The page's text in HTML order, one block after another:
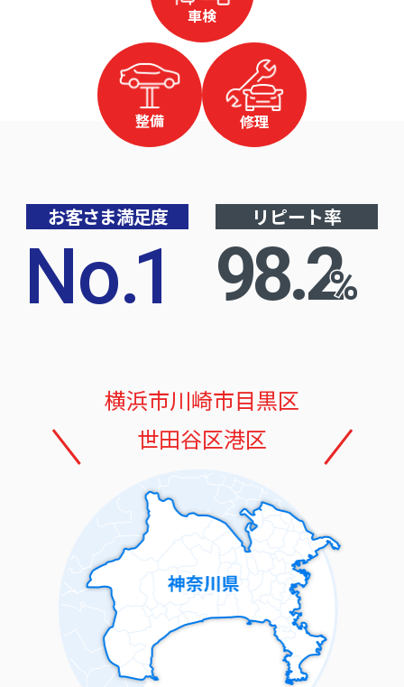
車検
整備 修理
お客さま満足度
No.1
リピート率
98.2%
横浜市川崎市目黒区
世田谷区港区